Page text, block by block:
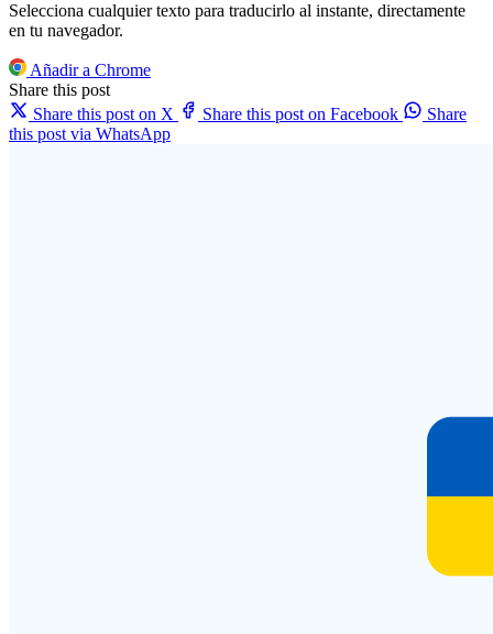
Selecciona cualquier texto para traducirlo al instante, directamente
en tu navegador.
Añadir a Chrome
Share this post
Share this post on X
Share this post on Facebook
Share
this post via WhatsApp